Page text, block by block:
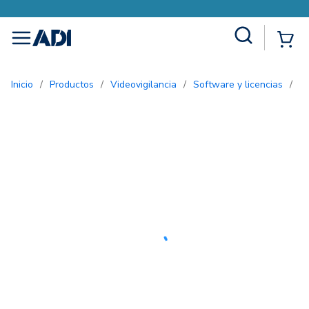
menu
Inicio / Productos / Videovigilancia / Software y licencias /